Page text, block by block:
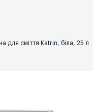
для сміття Katrin, біла, 25 л